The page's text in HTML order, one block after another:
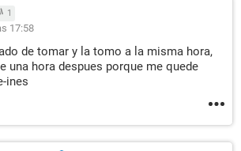
1
17:58
de tomar y la tomo a la misma hora,
una hora despues porque me quede
ines